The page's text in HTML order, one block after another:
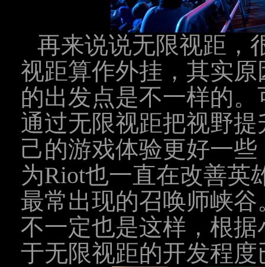
再来说说无限视距，
视距算作外挂，其实
的出发点是不一样的
通过无限视距把视野
己的游戏体验更好一
为Riot也一直在改善英
最常出现的召唤师峡
不一定也是这样，根
于无限视距的开发程